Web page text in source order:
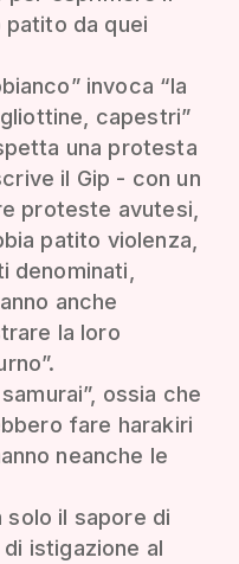
da quei
invoca “la
capestri”
una protesta
il Gip - con un
proteste avutesi,
patito violenza,
denominati,
anche
la loro
ossia che
fare harakiri
neanche le
solo il sapore di
istigazione al